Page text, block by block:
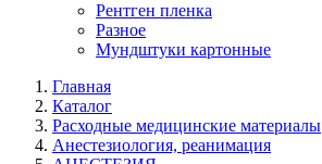
Рентген пленка
Разное
Мундштуки картонные
Главная
Каталог
Расходные медицинские материалы
Анестезиология, реанимация